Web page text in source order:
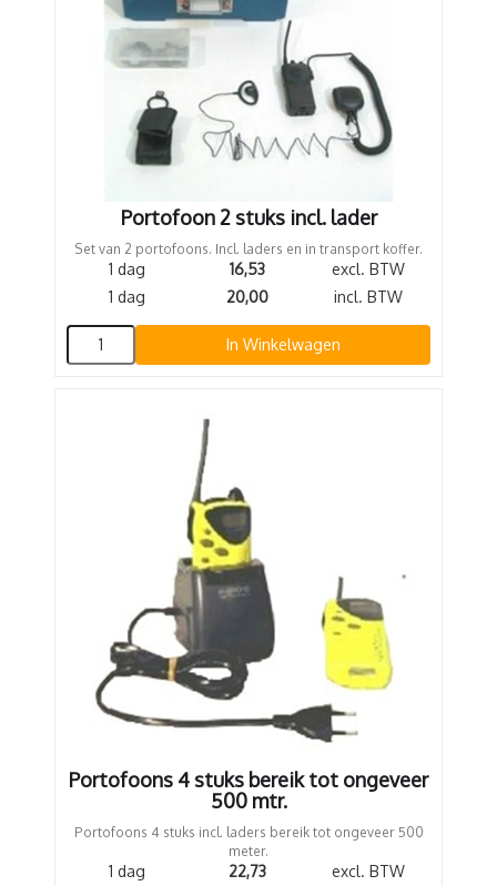
Portofoon 2 stuks incl. lader
Set van 2 portofoons. Incl. laders en in transport koffer.
1 dag 16,53
excl. BTW
1 dag
20,00 incl. BTW
In Winkelwagen
Portofoons 4 stuks bereik tot ongeveer
500 mtr.
Portofoons 4 stuks incl. laders bereik tot ongeveer 500
meter.
1 dag 22,73
excl. BTW